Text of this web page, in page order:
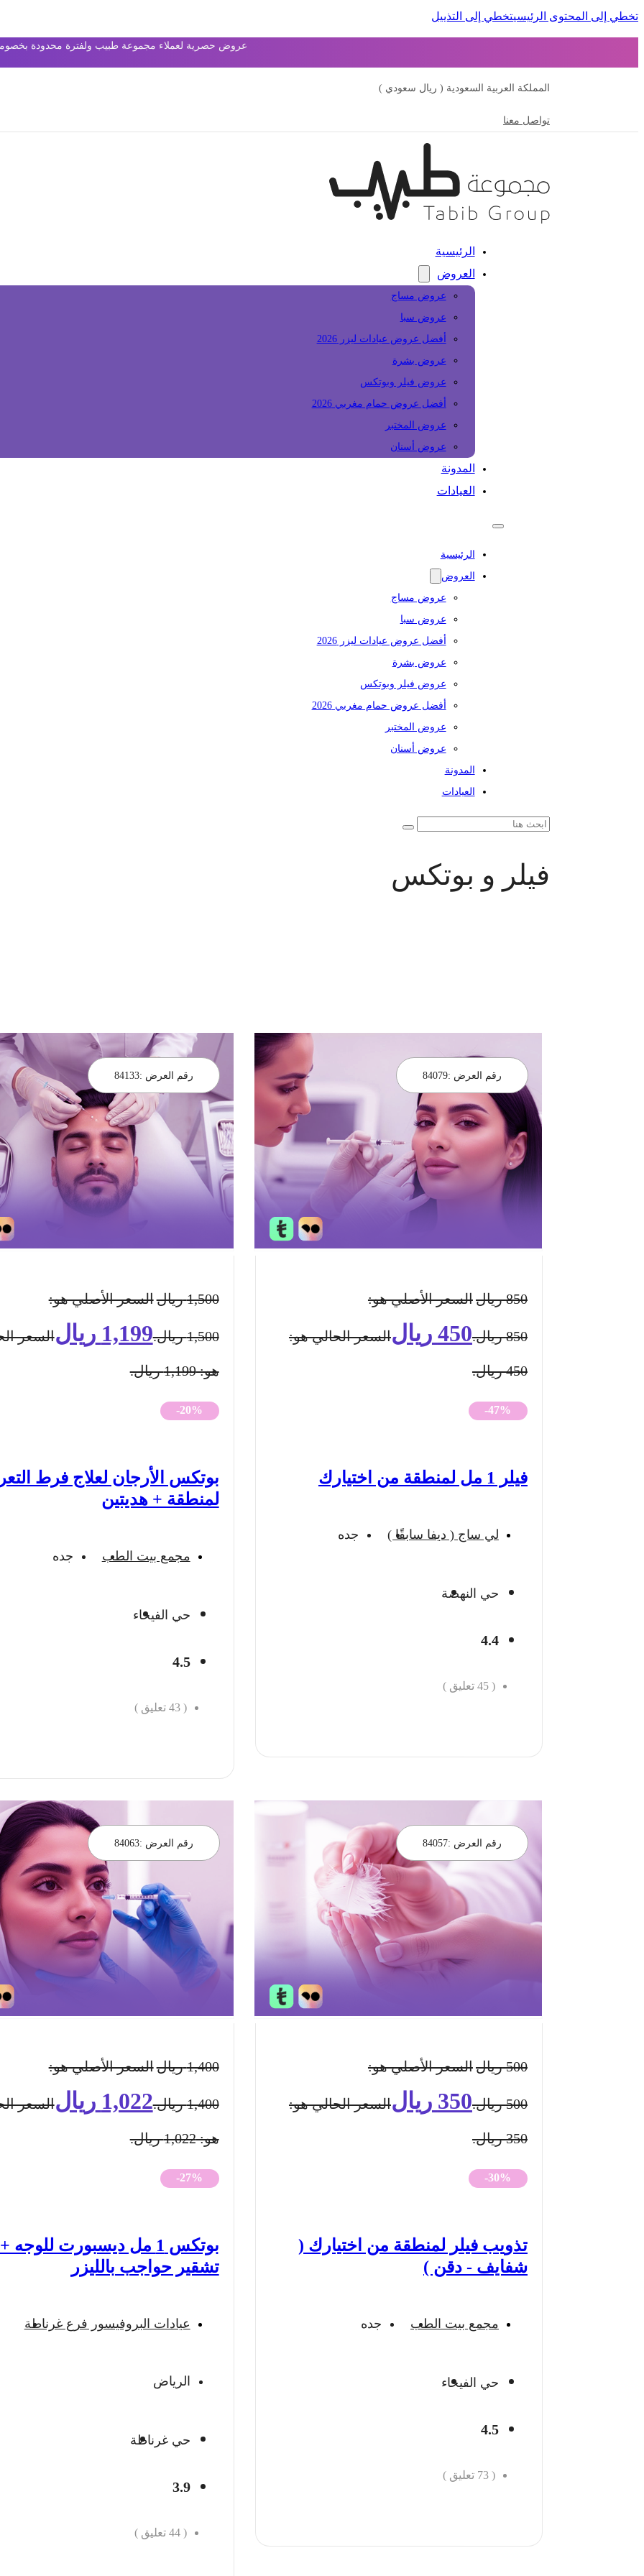
تخطي إلى المحتوى الرئيسيتخطي إلى التذييل
عروض حصرية لعملاء مجموعة طبيب ولفترة محدودة بخصومات
المملكة العربية السعودية ( ريال سعودي )
تواصل معنا
الرئيسية
العروض
عروض مساج
عروض سبا
أفضل عروض عيادات ليزر 2026
عروض بشرة
عروض فيلر وبوتكس
أفضل عروض حمام مغربي 2026
عروض المختبر
عروض أسنان
المدونة
العيادات
الرئيسية
العروض
عروض مساج
عروض سبا
أفضل عروض عيادات ليزر 2026
عروض بشرة
عروض فيلر وبوتكس
أفضل عروض حمام مغربي 2026
عروض المختبر
عروض أسنان
المدونة
العيادات
فيلر و بوتكس
رقم العرض :84079
850 ريالالسعر الأصلي هو:
850 ريال. 450 ريالالسعر الحالي هو:
450 ريال.
-47%
فيلر 1 مل لمنطقة من اختيارك
لي ساج ( ديفا سابقًا ) جده
حي النهضة
4.4
(
45 تعليق )
رقم العرض :84133
1,500 ريالالسعر الأصلي هو:
1,500 ريال. 1,199 ريالالسعر
هو: 1,199 ريال.
-20%
بوتكس الأرجان لعلاج فرط
لمنطقة + هديتين
مجمع بيت الطب جده
حي الفيحاء
4.5
(
43 تعليق )
رقم العرض :84057
500 ريالالسعر الأصلي هو:
500 ريال. 350 ريالالسعر الحالي هو:
350 ريال.
-30%
تذويب فيلر لمنطقة من اختيارك (
شفايف - دقن )
مجمع بيت الطب جده
حي الفيحاء
4.5
(
73 تعليق )
رقم العرض :84063
1,400 ريالالسعر الأصلي هو:
1,400 ريال. 1,022 ريالالسعر
هو: 1,022 ريال.
-27%
بوتكس 1 مل ديسبورت
تشقير حواجب بالليزر
عيادات البروفيسور فرع غرناطة
الرياض
حي غرناطة
3.9
(
44 تعليق )